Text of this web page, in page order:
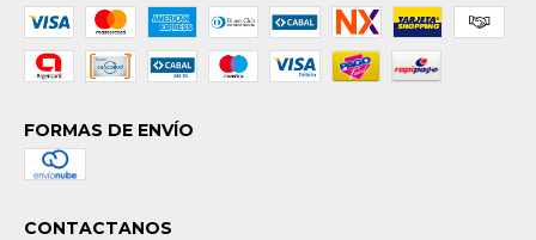
FORMAS DE ENVÍO
CONTACTANOS